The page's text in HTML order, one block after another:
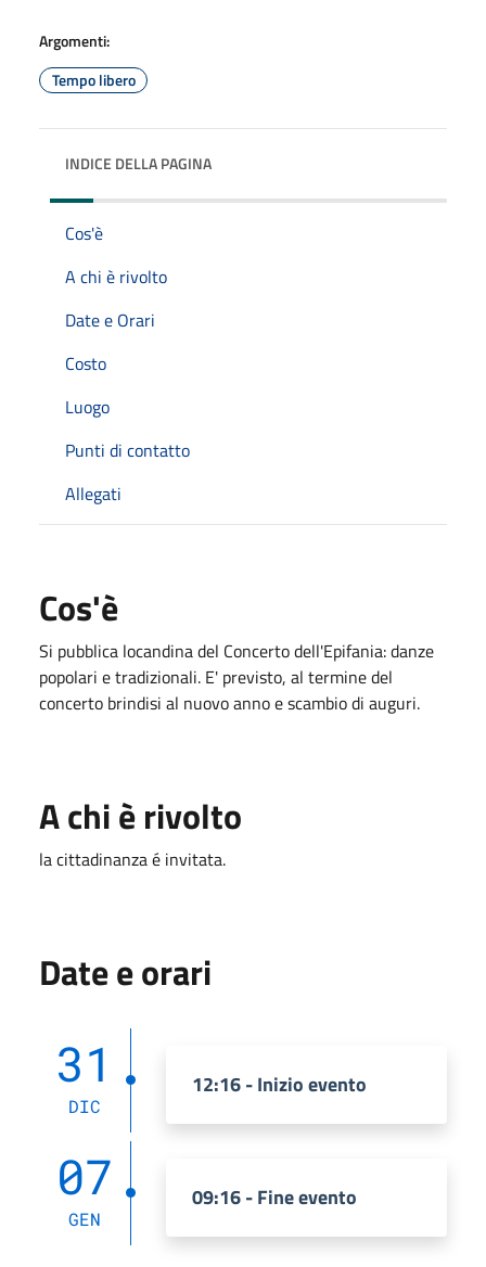
Argomenti:
Tempo libero
INDICE DELLA PAGINA
Cos'è
A chi è rivolto
Date e Orari
Costo
Luogo
Punti di contatto
Allegati
Cos'è
Si pubblica locandina del Concerto dell'Epifania: danze
popolari e tradizionali. E' previsto, al termine del
concerto brindisi al nuovo anno e scambio di auguri.
A chi è rivolto
la cittadinanza é invitata.
Date e orari
31
DIC
12:16 - Inizio evento
07
GEN
09:16 - Fine evento